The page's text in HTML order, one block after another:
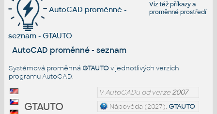
Viz téžpříkazya
proměnné prostředí
AutoCAD proměnné -
seznam - GTAUTO
AutoCAD proměnné - seznam
Systémová proměnná GTAUTOv jednotlivých verzích
programu AutoCAD:
V AutoCADu od verze2007
Nápověda (2027): GTAUTO
GTAUTO